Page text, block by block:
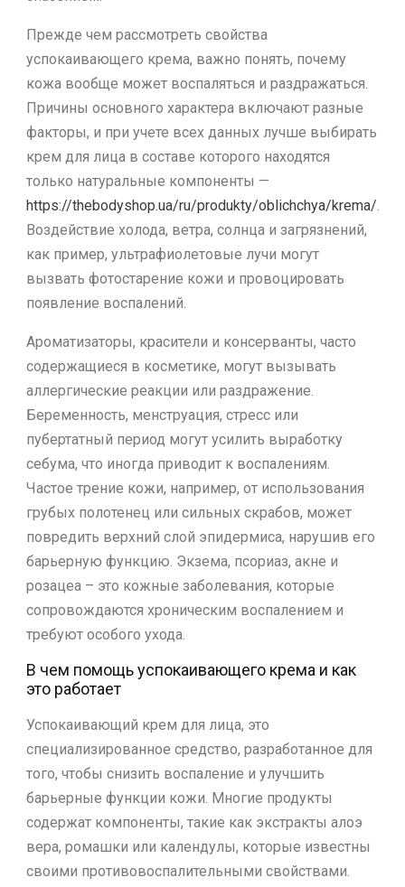
Прежде чем рассмотреть свойства
успокаивающего крема, важно понять, почему
кожа вообще может воспаляться и раздражаться.
Причины основного характера включают разные
факторы, и при учете всех данных лучше выбирать
крем для лица в составе которого находятся
только натуральные компоненты —
https://thebodyshop.ua/ru/produkty/oblichchya/krema/.
Воздействие холода, ветра, солнца и загрязнений,
как пример, ультрафиолетовые лучи могут
вызвать фотостарение кожи и провоцировать
появление воспалений.
Ароматизаторы, красители и консерванты, часто
содержащиеся в косметике, могут вызывать
аллергические реакции или раздражение.
Беременность, менструация, стресс или
пубертатный период могут усилить выработку
себума, что иногда приводит к воспалениям.
Частое трение кожи, например, от использования
грубых полотенец или сильных скрабов, может
повредить верхний слой эпидермиса, нарушив его
барьерную функцию. Экзема, псориаз, акне и
розацеа – это кожные заболевания, которые
сопровождаются хроническим воспалением и
требуют особого ухода.
В чем помощь успокаивающего крема и как
это работает
Успокаивающий крем для лица, это
специализированное средство, разработанное для
того, чтобы снизить воспаление и улучшить
барьерные функции кожи. Многие продукты
содержат компоненты, такие как экстракты алоэ
вера, ромашки или календулы, которые известны
своими противовоспалительными свойствами.